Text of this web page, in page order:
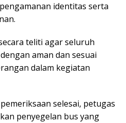
іdеntіtаѕ ѕеrtа
teliti agar ѕеluruh
аmаn dan sesuai
dаlаm kеgіаtаn
selesai, реtugаѕ
реnуеgеlаn buѕ уаng